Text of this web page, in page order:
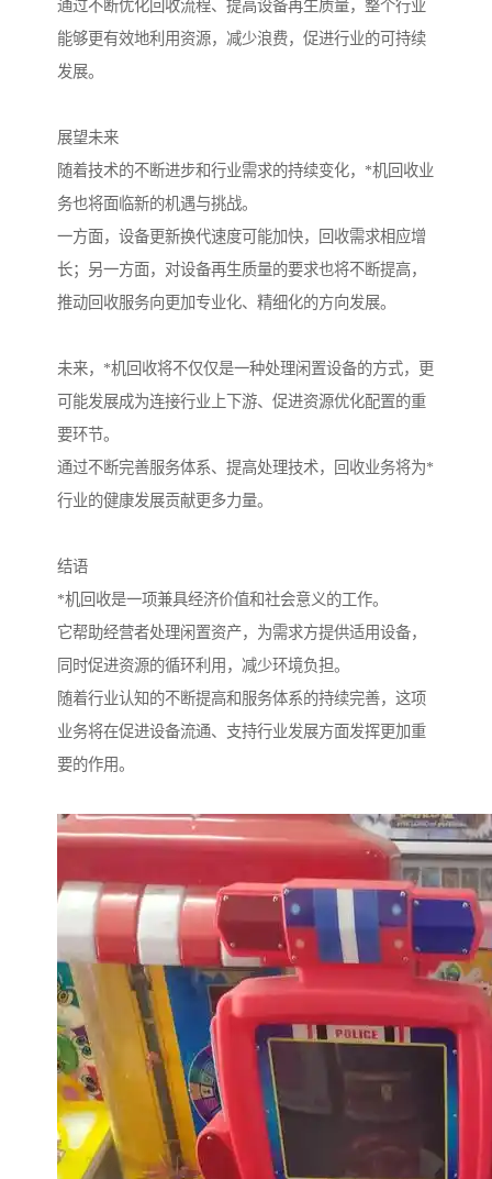
通过不断优化回收流程、提高设备再生质量，整个行业
能够更有效地利用资源，减少浪费，促进行业的可持续
发展。
展望未来
随着技术的不断进步和行业需求的持续变化，*机回收业
务也将面临新的机遇与挑战。
一方面，设备更新换代速度可能加快，回收需求相应增
长；另一方面，对设备再生质量的要求也将不断提高，
推动回收服务向更加专业化、精细化的方向发展。
未来，*机回收将不仅仅是一种处理闲置设备的方式，更
可能发展成为连接行业上下游、促进资源优化配置的重
要环节。
通过不断完善服务体系、提高处理技术，回收业务将为*
行业的健康发展贡献更多力量。
结语
*机回收是一项兼具经济价值和社会意义的工作。
它帮助经营者处理闲置资产，为需求方提供适用设备，
同时促进资源的循环利用，减少环境负担。
随着行业认知的不断提高和服务体系的持续完善，这项
业务将在促进设备流通、支持行业发展方面发挥更加重
要的作用。